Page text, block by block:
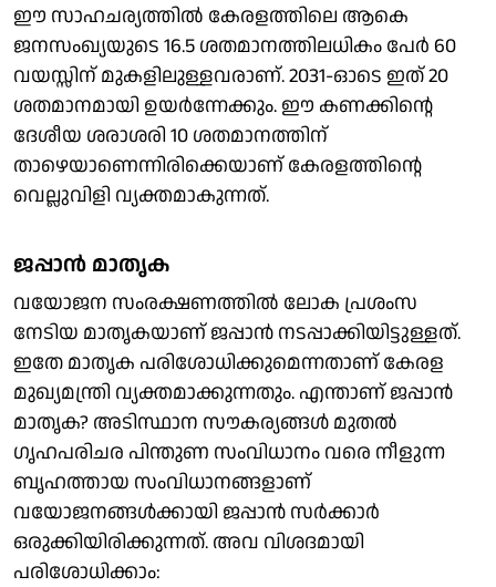
ഈ സാഹചര്യത്തില്‍ കേരളത്തിലെ ആകെ
ജനസംഖ്യയുടെ 16.5 ശതമാനത്തിലധികം പേര്‍ 60
വയസ്സിന് മുകളിലുള്ളവരാണ്. 2031-ഓടെ ഇത് 20
ശതമാനമായി ഉയര്‍ന്നേക്കും. ഈ കണക്കിന്റെ
ദേശീയ ശരാശരി 10 ശതമാനത്തിന്
താഴെയാണെന്നിരിക്കെയാണ് കേരളത്തിന്റെ
വെല്ലുവിളി വ്യക്തമാകുന്നത്.
ജപ്പാന്‍ മാതൃക
വയോജന സംരക്ഷണത്തില്‍ ലോക പ്രശംസ
നേടിയ മാതൃകയാണ് ജപ്പാന്‍ നടപ്പാക്കിയിട്ടുള്ളത്.
ഇതേ മാതൃക പരിശോധിക്കുമെന്നതാണ് കേരള
മുഖ്യമന്ത്രി വ്യക്തമാക്കുന്നതും. എന്താണ് ജപ്പാന്‍
മാതൃക? അടിസ്ഥാന സൗകര്യങ്ങള്‍ മുതല്‍
ഗൃഹപരിചര പിന്തുണ സംവിധാനം വരെ നീളുന്ന
ബൃഹത്തായ സംവിധാനങ്ങളാണ്
വയോജനങ്ങള്‍ക്കായി ജപ്പാന്‍ സര്‍ക്കാര്‍
ഒരുക്കിയിരിക്കുന്നത്. അവ വിശദമായി
പരിശോധിക്കാം: